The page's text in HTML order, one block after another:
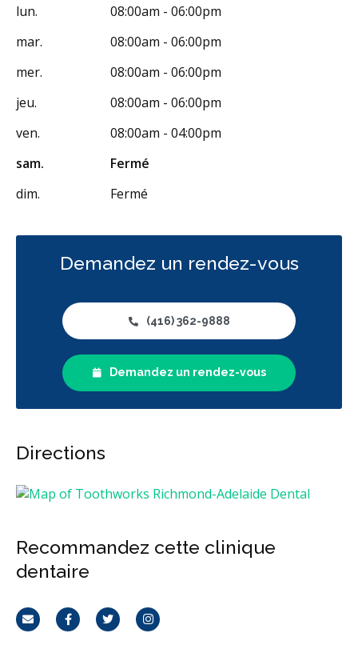
lun.
08:00am - 06:00pm
mar.
08:00am - 06:00pm
mer.
08:00am - 06:00pm
jeu.
08:00am - 06:00pm
ven.
08:00am - 04:00pm
sam.
Fermé
dim.
Fermé
Demandez un rendez-vous
(416) 362-9888
Demandez un rendez-vous
Directions
Recommandez cette clinique
dentaire
CourrielFacebookTwitterInstagram